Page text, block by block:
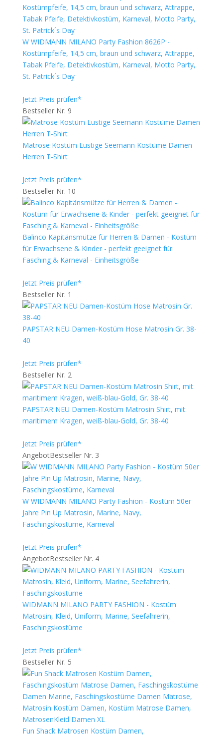
W WIDMANN MILANO Party Fashion 8626P -
Kostümpfeife, 14,5 cm, braun und schwarz, Attrappe,
Tabak Pfeife, Detektivkostüm, Karneval, Motto Party,
St. Patrick´s Day
Jetzt Preis prüfen*
Bestseller Nr. 9
Matrose Kostüm Lustige Seemann Kostüme Damen
Herren T-Shirt
Jetzt Preis prüfen*
Bestseller Nr. 10
Balinco Kapitänsmütze für Herren & Damen - Kostüm
für Erwachsene & Kinder - perfekt geeignet für
Fasching & Karneval - Einheitsgröße
Jetzt Preis prüfen*
Bestseller Nr. 1
PAPSTAR NEU Damen-Kostüm Hose Matrosin Gr. 38-
40
Jetzt Preis prüfen*
Bestseller Nr. 2
PAPSTAR NEU Damen-Kostüm Matrosin Shirt, mit
maritimem Kragen, weiß-blau-Gold, Gr. 38-40
Jetzt Preis prüfen*
AngebotBestseller Nr. 3
W WIDMANN MILANO Party Fashion - Kostüm 50er
Jahre Pin Up Matrosin, Marine, Navy,
Faschingskostüme, Karneval
Jetzt Preis prüfen*
AngebotBestseller Nr. 4
WIDMANN MILANO PARTY FASHION - Kostüm
Matrosin, Kleid, Uniform, Marine, Seefahrerin,
Faschingskostüme
Jetzt Preis prüfen*
Bestseller Nr. 5
Fun Shack Matrosen Kostüm Damen,